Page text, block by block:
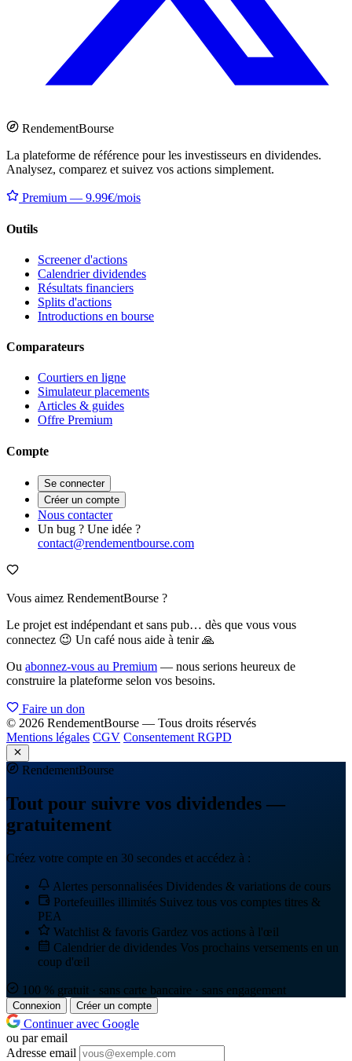
RendementBourse
La plateforme de référence pour les investisseurs en dividendes.
Analysez, comparez et suivez vos actions simplement.
Premium — 9.99€/mois
Outils
Screener d'actions
Calendrier dividendes
Résultats financiers
Splits d'actions
Introductions en bourse
Comparateurs
Courtiers en ligne
Simulateur placements
Articles & guides
Offre Premium
Compte
Se connecter
Créer un compte
Nous contacter
Un bug ? Une idée ?
contact@rendementbourse.com
Vous aimez RendementBourse ?
Le projet est indépendant et sans pub… dès que vous vous
connectez 😉 Un café nous aide à tenir 🙏
Ou abonnez-vous au Premium — nous serions heureux de
construire la plateforme selon vos besoins.
Faire un don
© 2026 RendementBourse — Tous droits réservés
Mentions légales CGV Consentement RGPD
RendementBourse
Tout pour suivre vos dividendes —
gratuitement
Créez votre compte en 30 secondes et accédez à :
Alertes personnalisées Dividendes & variations de cours
Portefeuilles illimités Suivez tous vos comptes titres &
PEA
Watchlist & favoris Gardez vos actions à l'œil
Calendrier de dividendes Vos prochains versements en un
coup d'œil
100 % gratuit · sans carte bancaire · sans engagement
Connexion Créer un compte
Continuer avec Google
ou par email
Adresse email